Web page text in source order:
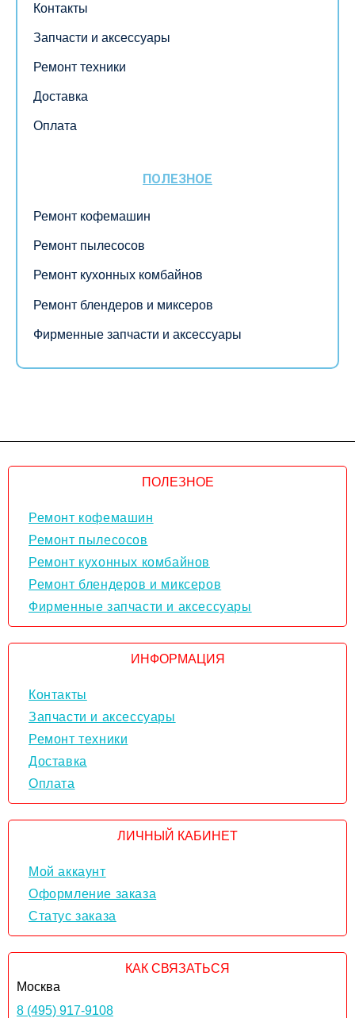
Контакты
Запчасти и аксессуары
Ремонт техники
Доставка
Оплата
ПОЛЕЗНОЕ
Ремонт кофемашин
Ремонт пылесосов
Ремонт кухонных комбайнов
Ремонт блендеров и миксеров
Фирменные запчасти и аксессуары
ПОЛЕЗНОЕ
Ремонт кофемашин
Ремонт пылесосов
Ремонт кухонных комбайнов
Ремонт блендеров и миксеров
Фирменные запчасти и аксессуары
ИНФОРМАЦИЯ
Контакты
Запчасти и аксессуары
Ремонт техники
Доставка
Оплата
ЛИЧНЫЙ КАБИНЕТ
Мой аккаунт
Оформление заказа
Статус заказа
КАК СВЯЗАТЬСЯ
Москва
8 (495) 917-9108